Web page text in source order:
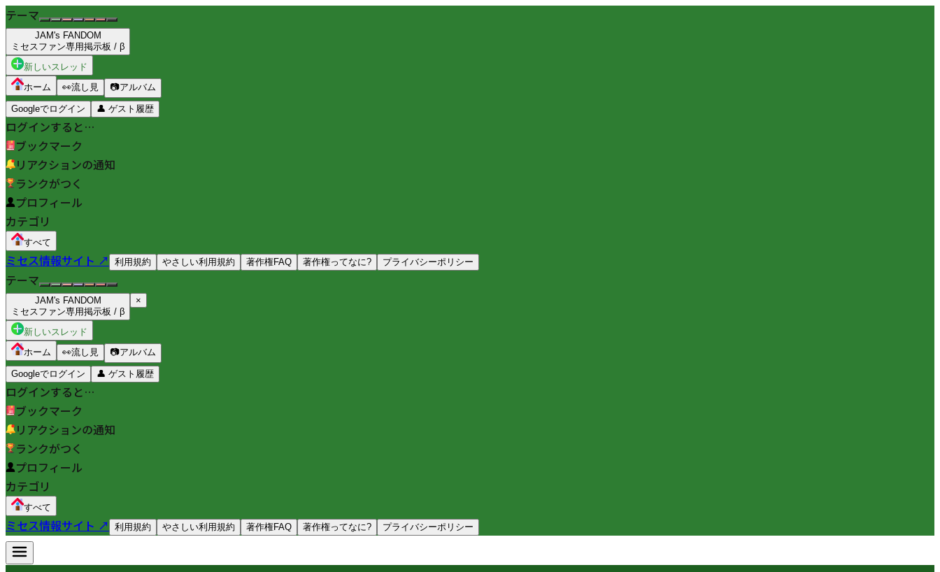
テーマ
JAM's FANDOM
ミセスファン専用掲示板 / β
新しいスレッド
ホーム
👀流し見 📷アルバム
Googleでログイン 👤 ゲスト履歴
ログインすると…
ブックマーク
リアクションの通知
ランクがつく
プロフィール
カテゴリ
すべて
ミセス情報サイト ↗ 利用規約 やさしい利用規約 著作権FAQ 著作権ってなに? プライバシーポリシー
テーマ
JAM's FANDOM
ミセスファン専用掲示板 / β
×
新しいスレッド
ホーム
👀流し見 📷アルバム
Googleでログイン 👤 ゲスト履歴
ログインすると…
ブックマーク
リアクションの通知
ランクがつく
プロフィール
カテゴリ
すべて
ミセス情報サイト ↗ 利用規約 やさしい利用規約 著作権FAQ 著作権ってなに? プライバシーポリシー